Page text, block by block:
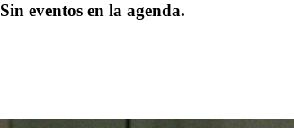
Sin eventos en la agenda.